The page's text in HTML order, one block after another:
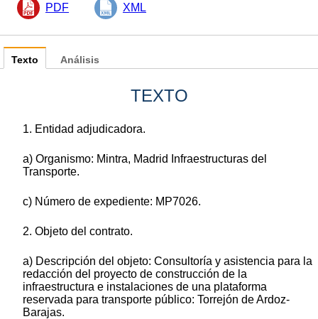
PDF XML
Texto
TEXTO
1. Entidad adjudicadora.
a) Organismo: Mintra, Madrid Infraestructuras del
Transporte.
c) Número de expediente: MP7026.
2. Objeto del contrato.
a) Descripción del objeto: Consultoría y asistencia para la
redacción del proyecto de construcción de la
infraestructura e instalaciones de una plataforma
reservada para transporte público: Torrejón de Ardoz-
Barajas.
Análisis